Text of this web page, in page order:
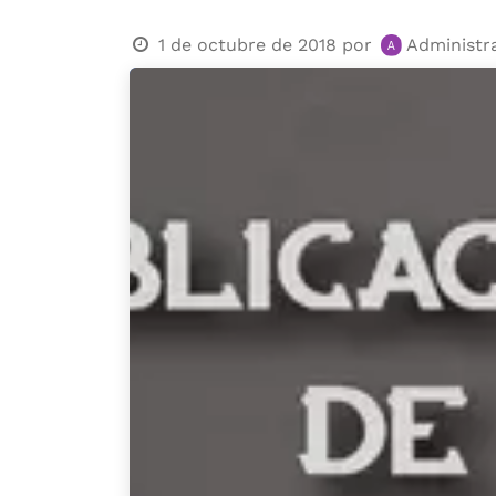
1 de octubre de 2018 por